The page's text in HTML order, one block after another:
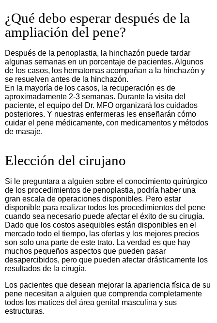
¿Qué debo esperar después de la
ampliación del pene?
Después de la penoplastia, la hinchazón puede tardar
algunas semanas en un porcentaje de pacientes. Algunos
de los casos, los hematomas acompañan a la hinchazón y
se resuelven antes de la hinchazón.
En la mayoría de los casos, la recuperación es de
aproximadamente 2-3 semanas. Durante la visita del
paciente, el equipo del Dr. MFO organizará los cuidados
posteriores. Y nuestras enfermeras les enseñarán cómo
cuidar el pene médicamente, con medicamentos y métodos
de masaje.
Elección del cirujano
Si le preguntara a alguien sobre el conocimiento quirúrgico
de los procedimientos de penoplastia, podría haber una
gran escala de operaciones disponibles. Pero estar
disponible para realizar todos los procedimientos del pene
cuando sea necesario puede afectar el éxito de su cirugía.
Dado que los costos asequibles están disponibles en el
mercado todo el tiempo, las ofertas y los mejores precios
son solo una parte de este trato. La verdad es que hay
muchos pequeños aspectos que pueden pasar
desapercibidos, pero que pueden afectar drásticamente los
resultados de la cirugía.
Los pacientes que desean mejorar la apariencia física de su
pene necesitan a alguien que comprenda completamente
todos los matices del área genital masculina y sus
estructuras.